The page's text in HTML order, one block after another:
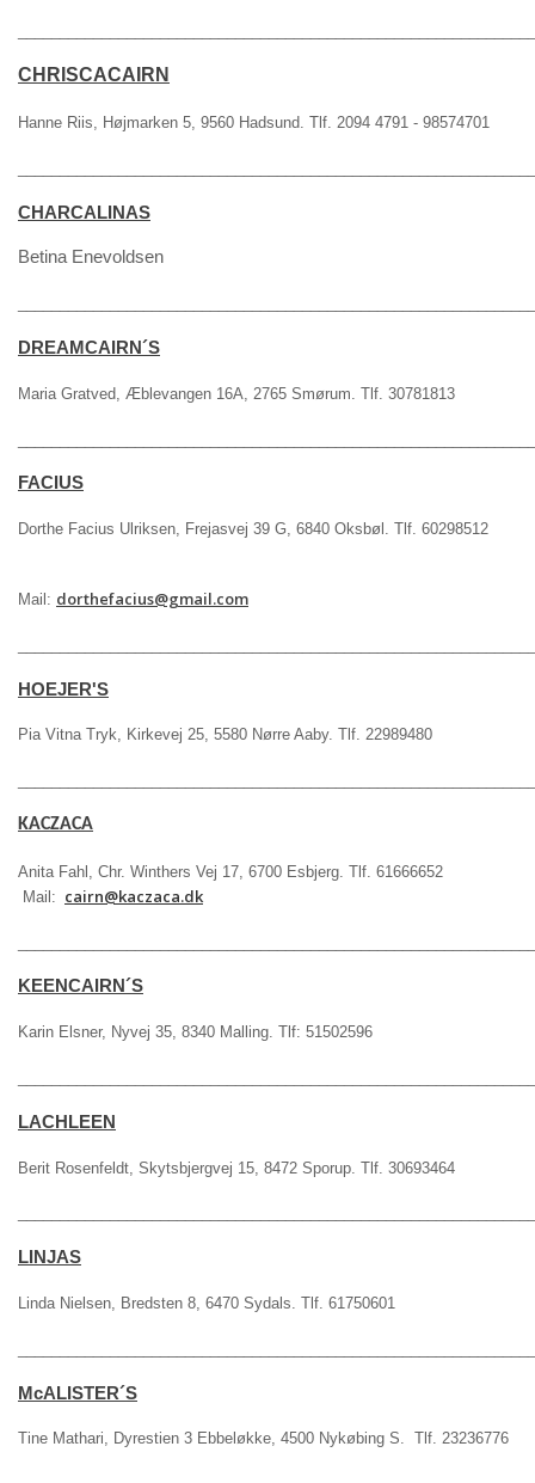
CHRISCACAIRN
Hanne Riis, Højmarken 5, 9560 Hadsund. Tlf. 2094 4791 - 98574701
CHARCALINAS
Betina Enevoldsen
DREAMCAIRN´S
Maria Gratved, Æblevangen 16A, 2765 Smørum. Tlf. 30781813
FACIUS
Dorthe Facius Ulriksen, Frejasvej 39 G, 6840 Oksbøl. Tlf. 60298512
Mail: dorthefacius@gmail.com
HOEJER'S
Pia Vitna Tryk, Kirkevej 25, 5580 Nørre Aaby. Tlf. 22989480
KACZACA
Anita Fahl, Chr. Winthers Vej 17, 6700 Esbjerg. Tlf. 61666652
Mail: cairn@kaczaca.dk
KEENCAIRN´S
Karin Elsner, Nyvej 35, 8340 Malling. Tlf: 51502596
LACHLEEN
Berit Rosenfeldt, Skytsbjergvej 15, 8472 Sporup. Tlf. 30693464
LINJAS
Linda Nielsen, Bredsten 8, 6470 Sydals. Tlf. 61750601
McALISTER´S
Tine Mathari, Dyrestien 3 Ebbeløkke, 4500 Nykøbing S. Tlf. 23236776